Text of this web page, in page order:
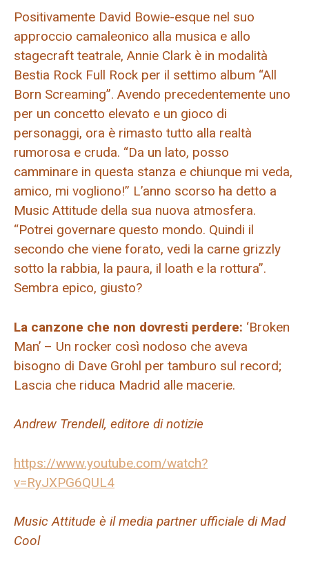
Positivamente David Bowie-esque nel suo
approccio camaleonico alla musica e allo
stagecraft teatrale, Annie Clark è in modalità
Bestia Rock Full Rock per il settimo album “All
Born Screaming”. Avendo precedentemente uno
per un concetto elevato e un gioco di
personaggi, ora è rimasto tutto alla realtà
rumorosa e cruda. “Da un lato, posso
camminare in questa stanza e chiunque mi veda,
amico, mi vogliono!” L’anno scorso ha detto a
Music Attitude della sua nuova atmosfera.
“Potrei governare questo mondo. Quindi il
secondo che viene forato, vedi la carne grizzly
sotto la rabbia, la paura, il loath e la rottura”.
Sembra epico, giusto?
La canzone che non dovresti perdere: ‘Broken
Man’ – Un rocker così nodoso che aveva
bisogno di Dave Grohl per tamburo sul record;
Lascia che riduca Madrid alle macerie.
Andrew Trendell, editore di notizie
https://www.youtube.com/watch?
v=RyJXPG6QUL4
Music Attitude è il media partner ufficiale di Mad
Cool